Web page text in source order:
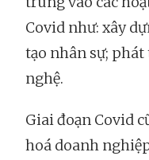
Covid như: xây
tạo nhân sự;
nghệ.
Giai đoạn Covid
hoá doanh